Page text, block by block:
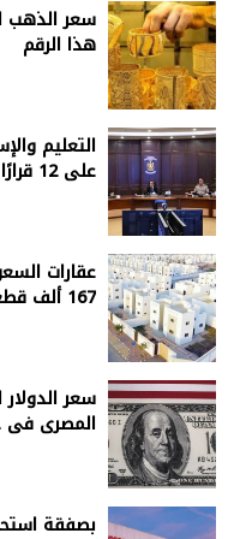
هذا الرقم
التعليم
على 12 قرارًا خلال اجتماعه اليوم
عقارات
167 ألف قطعة عقارية في 5 مناطق
المصرى فى